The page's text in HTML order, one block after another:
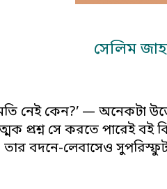
সেলিম
নেই কেন?’ — অনেকটা
প্রশ্ন সে করতে পারেই বই
তার বদনে-লেবাসেও